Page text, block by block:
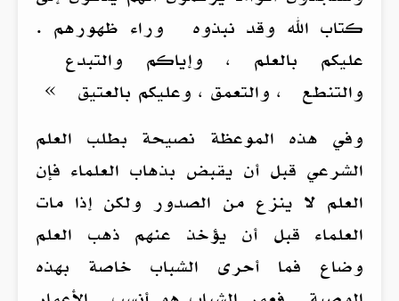
كتاب الله وقد نبذوه وراء ظهورهم .
عليكم بالعلم ، وإياكم والتبدع
والتنطع ، والتعمق ، وعليكم بالعتيق »
وفي هذه الموعظة نصيحة بطلب العلم
الشرعي قبل أن يقبض بذهاب العلماء فإن
العلم لا ينزع من الصدور ولكن إذا مات
العلماء قبل أن يؤخذ عنهم ذهب العلم
وضاع فما أحرى الشباب خاصة بهذه